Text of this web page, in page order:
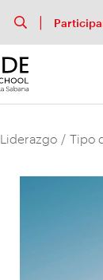
Liderazgo / Tipo